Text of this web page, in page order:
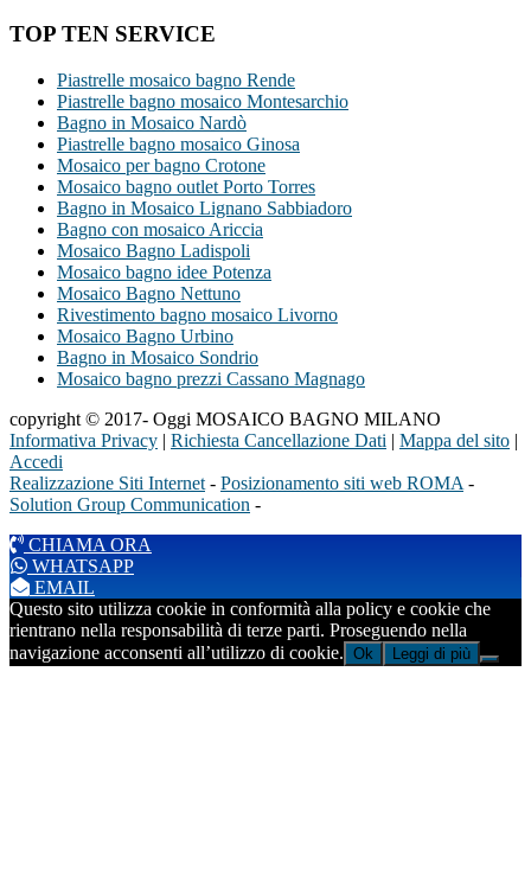
TOP TEN SERVICE
Piastrelle mosaico bagno Rende
Piastrelle bagno mosaico Montesarchio
Bagno in Mosaico Nardò
Piastrelle bagno mosaico Ginosa
Mosaico per bagno Crotone
Mosaico bagno outlet Porto Torres
Bagno in Mosaico Lignano Sabbiadoro
Bagno con mosaico Ariccia
Mosaico Bagno Ladispoli
Mosaico bagno idee Potenza
Mosaico Bagno Nettuno
Rivestimento bagno mosaico Livorno
Mosaico Bagno Urbino
Bagno in Mosaico Sondrio
Mosaico bagno prezzi Cassano Magnago
copyright © 2017- Oggi MOSAICO BAGNO MILANO
Informativa Privacy | Richiesta Cancellazione Dati | Mappa del sito |
Accedi
Realizzazione Siti Internet - Posizionamento siti web ROMA -
Solution Group Communication -
CHIAMA ORA
WHATSAPP
EMAIL
Questo sito utilizza cookie in conformità alla policy e cookie che
rientrano nella responsabilità di terze parti. Proseguendo nella
navigazione acconsenti all’utilizzo di cookie. Ok Leggi di più